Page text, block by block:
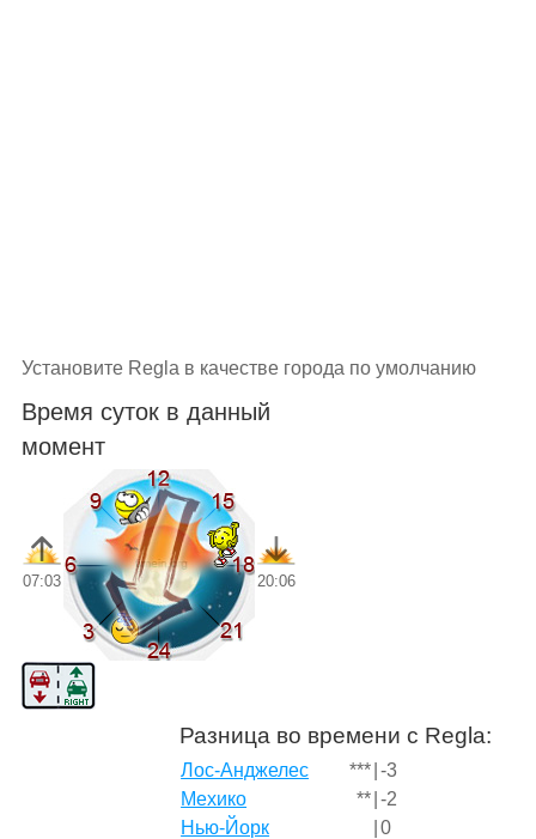
Установите Regla в качестве города по умолчанию
Время суток в данный
момент
07:03 20:06
Разница во времени с Regla:
Лос-Анджелес *** -3
Мехико
** -2
Нью-Йорк
0